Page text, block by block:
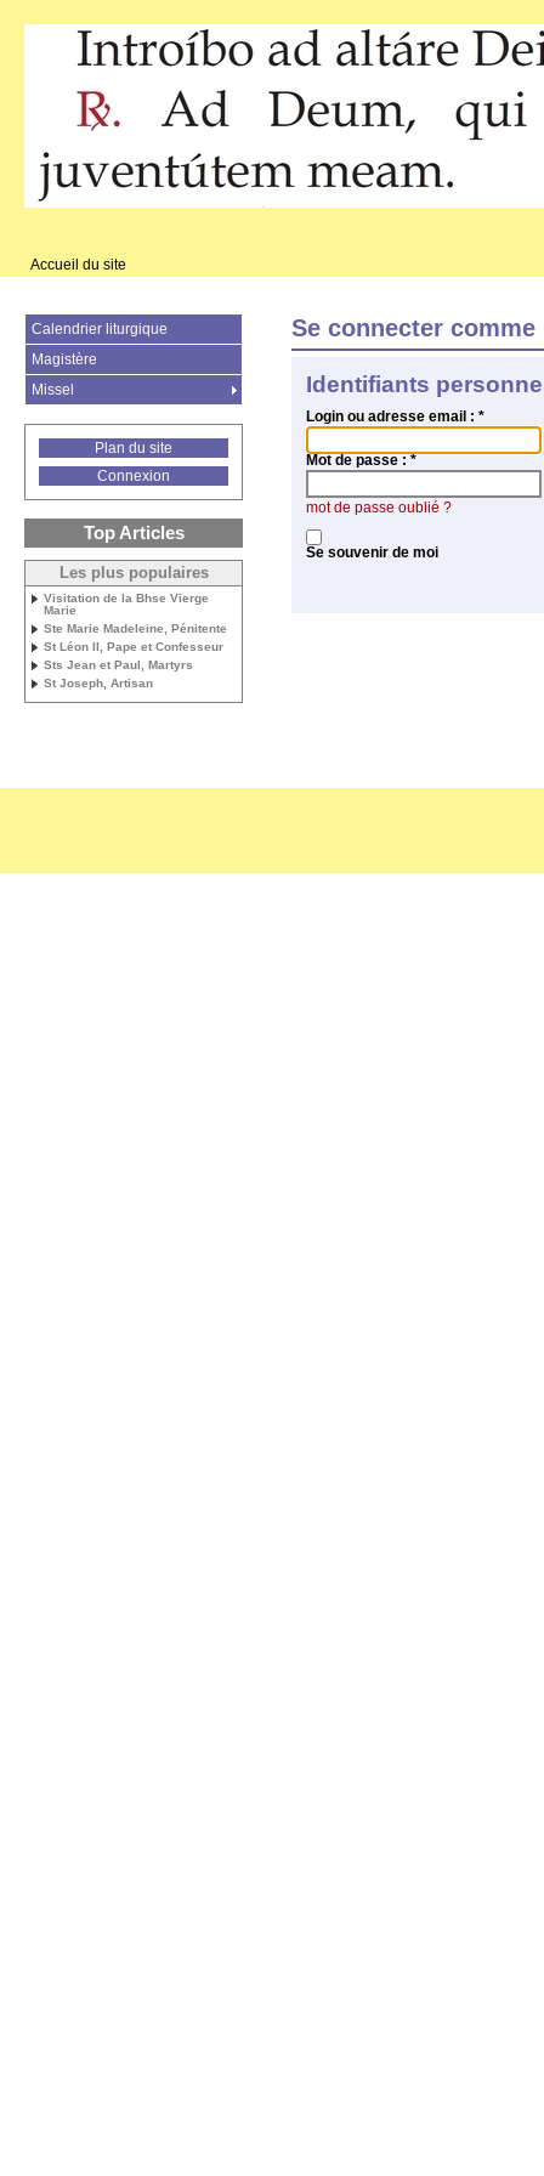
Accueil du site
Se connecter
Identifiants
Login ou adresse email : *
Mot de passe :*
mot de passe oublié ?
Se souvenir de moi
Calendrier liturgique
Magistère
Missel
Plan du site
Connexion
Top Articles
Les plus populaires
Visitation de la Bhse Vierge
Marie
Ste Marie Madeleine, Pénitente
St Léon II, Pape et Confesseur
Sts Jean et Paul, Martyrs
St Joseph, Artisan